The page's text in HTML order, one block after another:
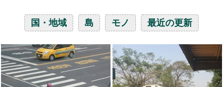
国・地域 島 モノ 最近の更新